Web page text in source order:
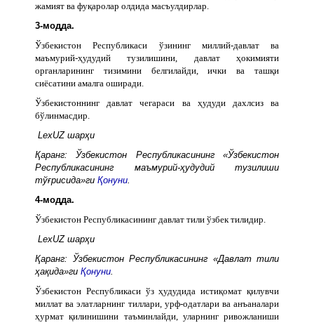
жамият ва фуқаролар олдида масъулдирлар.
3-модда.
Ўзбекистон Республикаси ўзининг миллий-давлат ва
маъмурий-ҳудудий тузилишини, давлат ҳокимияти
органларининг тизимини белгилайди, ички ва ташқи
сиёсатини амалга оширади.
Ўзбекистоннинг давлат чегараси ва ҳудуди дахлсиз ва
бўлинмасдир.
LexUZ шарҳи
Қаранг: Ўзбекистон Республикасининг «Ўзбекистон
Республикасининг маъмурий-ҳудудий тузилиши
тўғрисида»ги Қонуни.
4-модда.
Ўзбекистон Республикасининг давлат тили ўзбек тилидир.
LexUZ шарҳи
Қаранг: Ўзбекистон Республикасининг «Давлат тили
ҳақида»ги Қонуни.
Ўзбекистон Республикаси ўз ҳудудида истиқомат қилувчи
миллат ва элатларнинг тиллари, урф-одатлари ва анъаналари
ҳурмат қилинишини таъминлайди, уларнинг ривожланиши